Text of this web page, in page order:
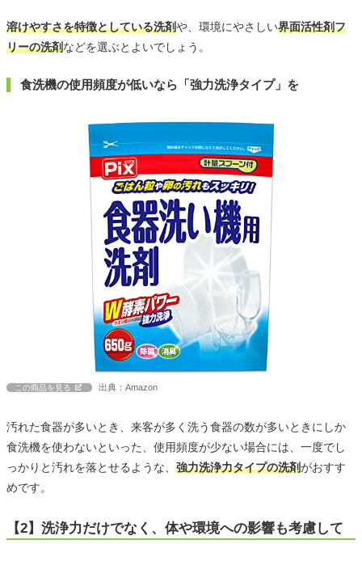
溶けやすさを特徴としている洗剤や、環境にやさしい界面活性剤フ
リーの洗剤などを選ぶとよいでしょう。
食洗機の使用頻度が低いなら「強力洗浄タイプ」を
この商品を見る 出典：Amazon
汚れた食器が多いとき、来客が多く洗う食器の数が多いときにしか
食洗機を使わないといった、使用頻度が少ない場合には、一度でし
っかりと汚れを落とせるような、 強力洗浄力タイプの洗剤がおすす
めです。
【2】洗浄力だけでなく、体や環境への影響も考慮して